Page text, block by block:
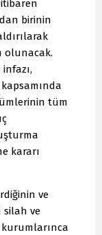
birinin
olunacak.
tüm
kararı
ve
ve